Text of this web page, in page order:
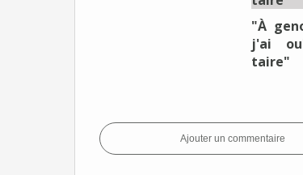
"À
j'ai
taire"
Ajouter un commentaire